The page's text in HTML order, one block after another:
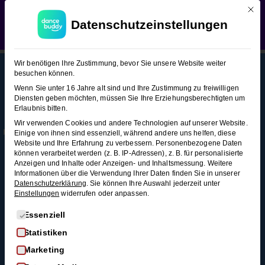
WEDDING SEASON SALE:
Hochzeitstanzkurse!Verwerfen
Cha Cha Cha (Figuren-Snacks 1)
Cha-
Cha-Cha
(Figuren-
Snacks
1)
12
Grundschritt
3 Minuten
Promenade
Damensolo
nach links
This content is protected, pleaseloginand
iches
AGB
Datenschutz
Widerrufsrecht
Impressum
Infos
Membership
Kontakt
FAQ
Alle Blogartikel
Schwungvoll
durchstarten: Swing
tanzen für
Anfänger*innen
Mit
Datenschutzeinstellungen
Wir benötigen Ihre Zustimmung, bevor Sie unsere Website weiter
besuchen können.
Wenn Sie unter 16 Jahre alt sind und Ihre Zustimmung zu freiwilligen
Diensten geben möchten, müssen Sie Ihre Erziehungsberechtigten um
Erlaubnis bitten.
Wir verwenden Cookies und andere Technologien auf unserer Website.
Einige von ihnen sind essenziell, während andere uns helfen, diese
Website und Ihre Erfahrung zu verbessern. Personenbezogene Daten
können verarbeitet werden (z. B. IP-Adressen), z. B. für personalisierte
Anzeigen und Inhalte oder Anzeigen- und Inhaltsmessung. Weitere
Informationen über die Verwendung Ihrer Daten finden Sie in unserer
Datenschutzerklärung. Sie können Ihre Auswahl jederzeit unter
Einstellungen widerrufen oder anpassen.
Es folgt eine Liste der Service-Gruppen, für die eine
Essenziell
Statistiken
Marketing